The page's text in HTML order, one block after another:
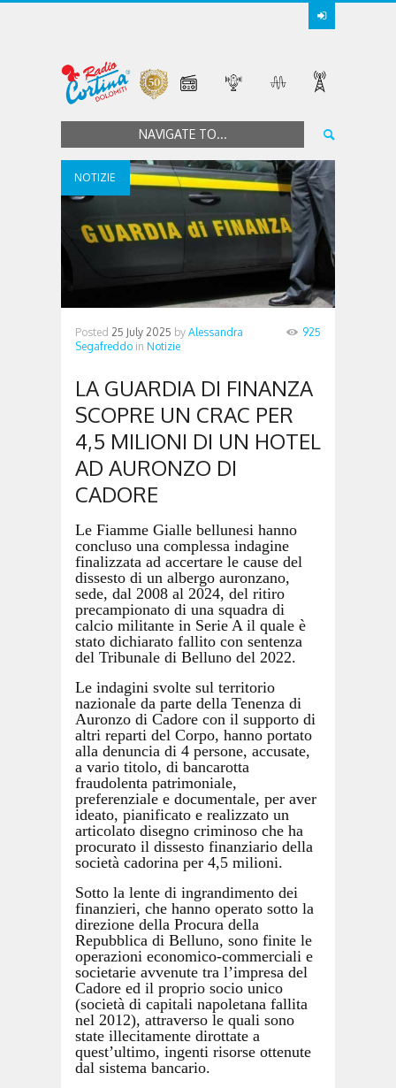
NAVIGATE TO...
NOTIZIE
Posted 25 July 2025 by Alessandra
Segafreddo in Notizie
925
LA GUARDIA DI FINANZA
SCOPRE UN CRAC PER
4,5 MILIONI DI UN HOTEL
AD AURONZO DI
CADORE
Le Fiamme Gialle bellunesi hanno
concluso una complessa indagine
finalizzata ad accertare le cause del
dissesto di un albergo auronzano,
sede, dal 2008 al 2024, del ritiro
precampionato di una squadra di
calcio militante in Serie A il quale è
stato dichiarato fallito con sentenza
del Tribunale di Belluno del 2022.
Le indagini svolte sul territorio
nazionale da parte della Tenenza di
Auronzo di Cadore con il supporto di
altri reparti del Corpo, hanno portato
alla denuncia di 4 persone, accusate,
a vario titolo, di bancarotta
fraudolenta patrimoniale,
preferenziale e documentale, per aver
ideato, pianificato e realizzato un
articolato disegno criminoso che ha
procurato il dissesto finanziario della
società cadorina per 4,5 milioni.
Sotto la lente di ingrandimento dei
finanzieri, che hanno operato sotto la
direzione della Procura della
Repubblica di Belluno, sono finite le
operazioni economico-commerciali e
societarie avvenute tra l’impresa del
Cadore ed il proprio socio unico
(società di capitali napoletana fallita
nel 2012), attraverso le quali sono
state illecitamente dirottate a
quest’ultimo, ingenti risorse ottenute
dal sistema bancario.